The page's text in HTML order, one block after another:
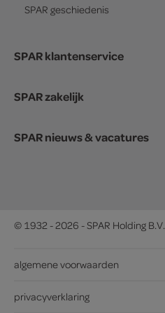
SPAR geschiedenis
SPAR klantenservice
SPAR zakelijk
SPAR nieuws & vacatures
© 1932 - 2026 - SPAR Holding B.V.
algemene voorwaarden
privacyverklaring